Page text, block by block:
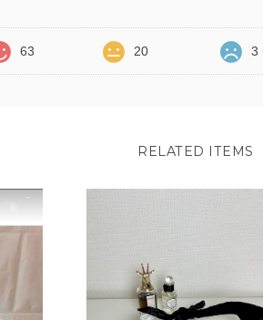
63 20 3
RELATED ITEMS